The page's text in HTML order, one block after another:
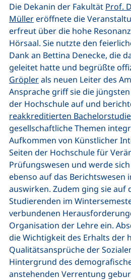
Die Dekanin der Fakultät Prof.
Müllereröffnete die
erfreut über die hohe
Hörsaal. Sie nutzte den
Dank an Bettina Denecke, die
geleitet hatte und begrüßte
Gröplerals neuen Leiter des
Ansprache griff sie die
der Hochschule auf und
reakkreditierten
gesellschaftliche Themen
Aufkommen von Künstlicher
Seiten der Hochschule für
Prüfungswesen und werde
ebenso auf das Berichtswesen
auswirken. Zudem ging sie auf
Studierenden im
verbundenen
Organisation der Lehre ein.
die Wichtigkeit des Erhalts der
Qualitätsansprüche der
Hintergrund des
anstehenden Verrentung